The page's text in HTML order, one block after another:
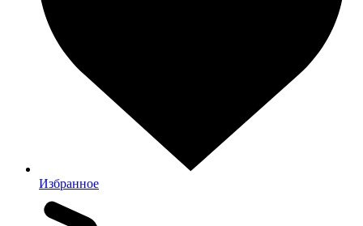
Избранное